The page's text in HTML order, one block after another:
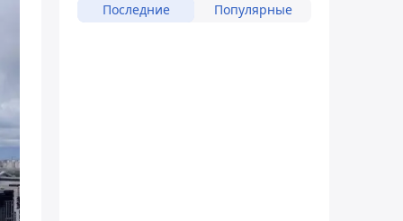
Последние Популярные